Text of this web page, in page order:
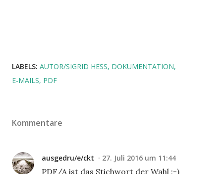
LABELS: AUTOR/SIGRID HESS DOKUMENTATION
E-MAILS PDF
Kommentare
ausgedru/e/ckt 27. Juli 2016 um 11:44
PDF/A ist das Stichwort der Wahl :-)